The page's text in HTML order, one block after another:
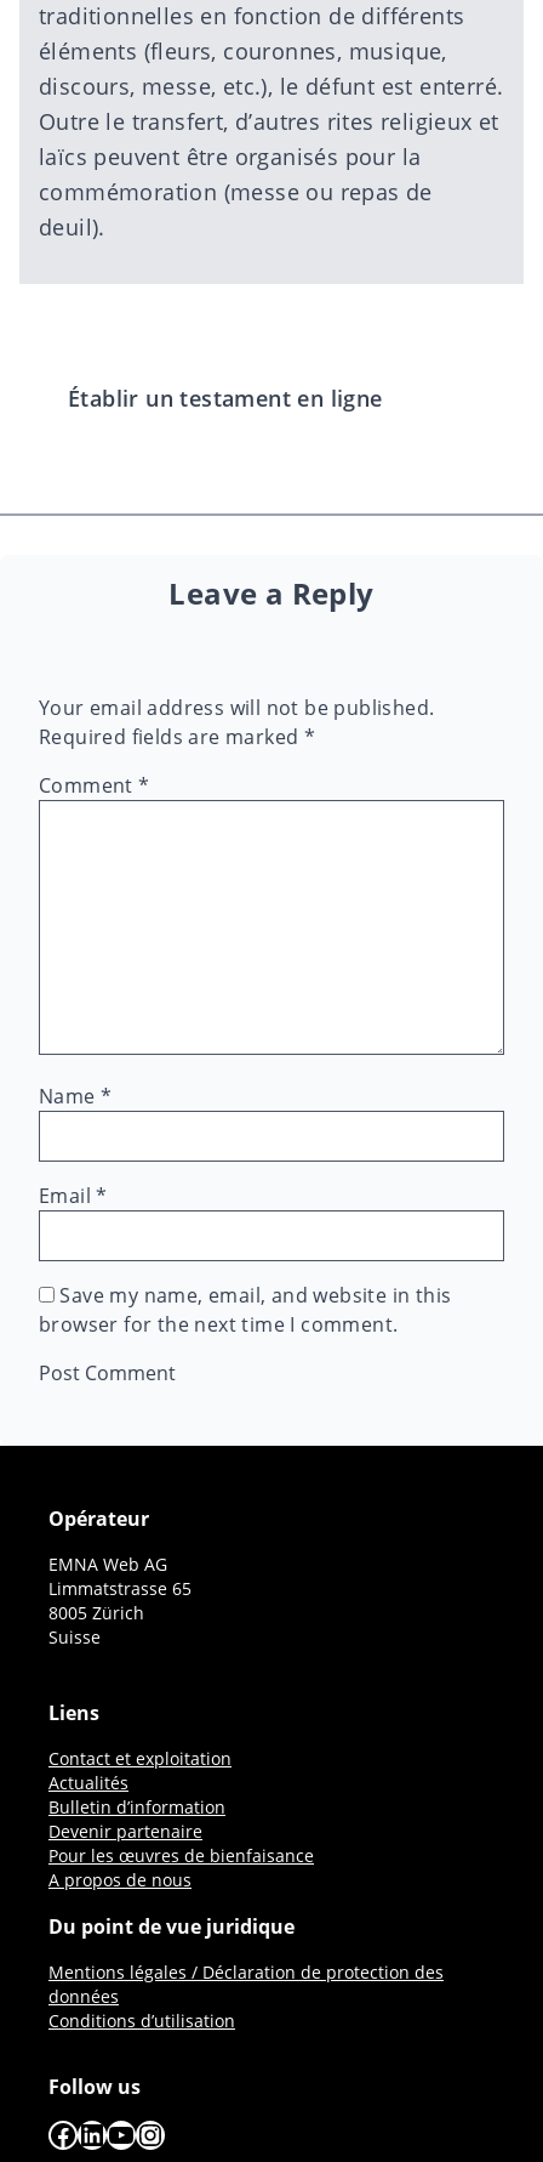
traditionnelles en fonction de différents
éléments (fleurs, couronnes, musique,
discours, messe, etc.), le défunt est enterré.
Outre le transfert, d’autres rites religieux et
laïcs peuvent être organisés pour la
commémoration (messe ou repas de
deuil).
Établir un testament en ligne
Leave a Reply
Your email address will not be published.
Required fields are marked *
Comment*
Name *
Email*
Save my name, email, and website in this
browser for the next time I comment.
Opérateur
EMNA Web AG
Limmatstrasse 65
8005 Zürich
Suisse
Liens
Contact et exploitation
Actualités
Bulletin d’information
Devenir partenaire
Pour les œuvres de bienfaisance
A propos de nous
Du point de vue juridique
Mentions légales / Déclaration de protection des
données
Conditions d’utilisation
Follow us
Facebook
LinkedIn
YouTube
Instagram